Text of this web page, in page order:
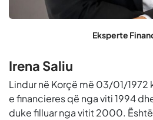
Eksperte
Irena Saliu
Lindur në Korçë më 03/01/1972
e financieres që nga viti 1994
duke filluar nga vitit 2000.